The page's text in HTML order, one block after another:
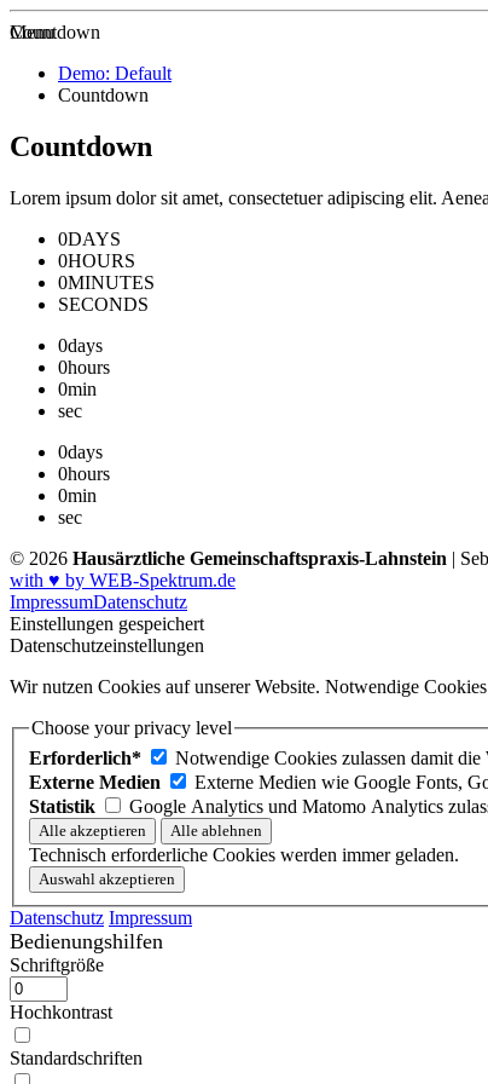
Zur Startseite
Menu
Countdown
Demo: Default
Countdown
Countdown
Lorem ipsum dolor sit amet, consectetuer adipiscing elit.
0DAYS
0HOURS
0MINUTES
SECONDS
0days
0hours
0min
sec
0days
0hours
0min
sec
© 2026 Hausärztliche Gemeinschaftspraxis-Lahnstein |
with ♥ by WEB-Spektrum.de
ImpressumDatenschutz
Einstellungen gespeichert
Datenschutzeinstellungen
Wir nutzen Cookies auf unserer Website. Notwendige
Choose your privacy level
Erforderlich*
Notwendige Cookies zulassen damit
Externe Medien
Externe Medien wie Google Fonts,
Statistik
Google Analytics und Matomo Analytics
Technisch erforderliche Cookies werden immer geladen.
Datenschutz Impressum
Bedienungshilfen
Schriftgröße
Hochkontrast
Standardschriften